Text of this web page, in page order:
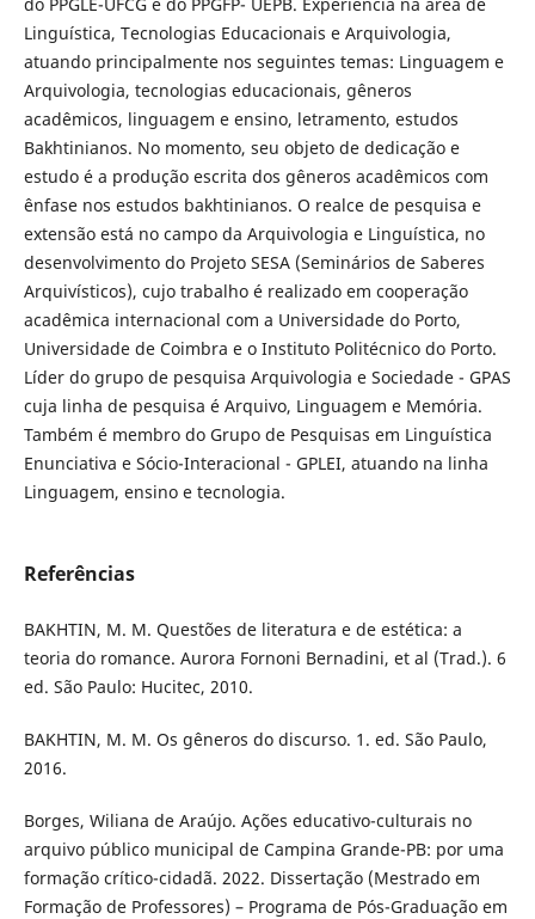
do PPGLE-UFCG e do PPGFP- UEPB. Experiência na área de
Linguística, Tecnologias Educacionais e Arquivologia,
atuando principalmente nos seguintes temas: Linguagem e
Arquivologia, tecnologias educacionais, gêneros
acadêmicos, linguagem e ensino, letramento, estudos
Bakhtinianos. No momento, seu objeto de dedicação e
estudo é a produção escrita dos gêneros acadêmicos com
ênfase nos estudos bakhtinianos. O realce de pesquisa e
extensão está no campo da Arquivologia e Linguística, no
desenvolvimento do Projeto SESA (Seminários de Saberes
Arquivísticos), cujo trabalho é realizado em cooperação
acadêmica internacional com a Universidade do Porto,
Universidade de Coimbra e o Instituto Politécnico do Porto.
Líder do grupo de pesquisa Arquivologia e Sociedade - GPAS
cuja linha de pesquisa é Arquivo, Linguagem e Memória.
Também é membro do Grupo de Pesquisas em Linguística
Enunciativa e Sócio-Interacional - GPLEI, atuando na linha
Linguagem, ensino e tecnologia.
Referências
BAKHTIN, M. M. Questões de literatura e de estética: a
teoria do romance. Aurora Fornoni Bernadini, et al (Trad.). 6
ed. São Paulo: Hucitec, 2010.
BAKHTIN, M. M. Os gêneros do discurso. 1. ed. São Paulo,
2016.
Borges, Wiliana de Araújo. Ações educativo-culturais no
arquivo público municipal de Campina Grande-PB: por uma
formação crítico-cidadã. 2022. Dissertação (Mestrado em
Formação de Professores) – Programa de Pós-Graduação em